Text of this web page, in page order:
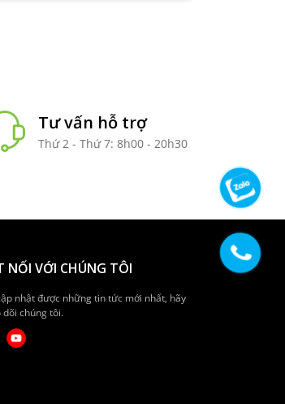
Tư vấn hỗ trợ
Thứ 2 - Thứ 7: 8h00 - 20h30
NỐI VỚI CHÚNG TÔI
nhật được những tin tức mới nhất, hãy
dõi chúng tôi.